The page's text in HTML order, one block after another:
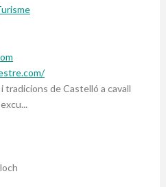
tradicions de Castelló a cavall